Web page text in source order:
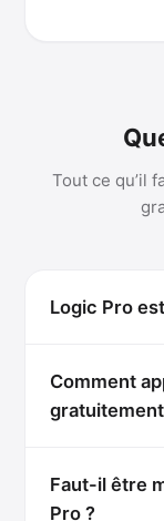
Tout ce qu’il
Logic Pro
Comment
Faut-il être
Pro ?